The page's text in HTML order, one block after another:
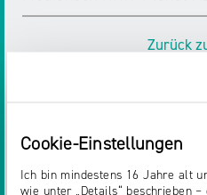
Cookie-Einstellungen
Ich bin mindestens 16 Jahre alt
wie unter „Details“ beschrieben
Zurück
Teilen:
Twitter